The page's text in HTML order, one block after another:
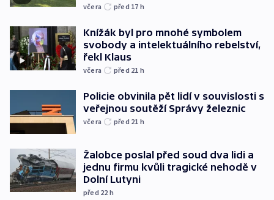
včera před 17 h
Knížák byl pro mnohé symbolem
svobody a intelektuálního rebelství,
řekl Klaus
včera před 21 h
Policie obvinila pět lidí v souvislosti s
veřejnou soutěží Správy železnic
včera před 21 h
Žalobce poslal před soud dva lidi a
jednu firmu kvůli tragické nehodě v
Dolní Lutyni
před 22 h